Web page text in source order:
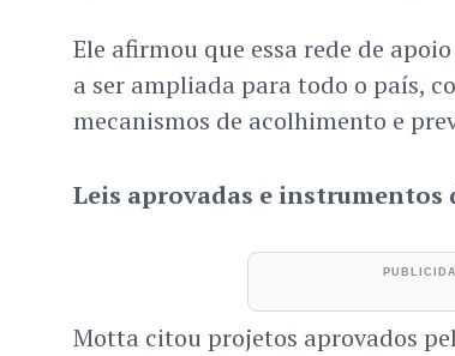
Ele afirmou que essa rede de
a ser ampliada para todo o país,
mecanismos de acolhimento e
Leis aprovadas e instrumentos
Motta citou projetos aprovados